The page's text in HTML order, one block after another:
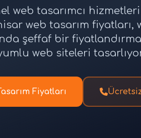
web tasarımcı
web tasarım
şeffaf bir
web siteleri
Fiyatları